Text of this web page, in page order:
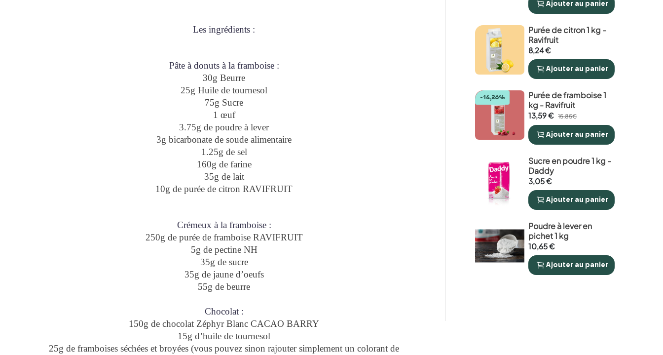
Les ingrédients :
Pâte à donuts à la framboise :
30g Beurre
25g Huile de tournesol
75g Sucre
1 œuf
3.75g de poudre à lever
3g bicarbonate de soude alimentaire
1.25g de sel
160g de farine
35g de lait
10g de purée de citron RAVIFRUIT
Crémeux à la framboise :
250g de purée de framboise RAVIFRUIT
5g de pectine NH
35g de sucre
35g de jaune d’oeufs
55g de beurre
Chocolat :
150g de chocolat Zéphyr Blanc CACAO BARRY
15g d’huile de tournesol
25g de framboises séchées et broyées (vous pouvez sinon rajouter simplement un colorant de
 
Ajouter au panier
Purée de citron 1 kg -
Ravifruit
8,24 €
 
Ajouter au panier
-14,26%
Purée de framboise 1
kg - Ravifruit
13,59 € 15.85€
 
Ajouter au panier
Sucre en poudre 1 kg -
Daddy
3,05 €
 
Ajouter au panier
Poudre à lever en
pichet 1 kg
10,65 €
 
Ajouter au panier